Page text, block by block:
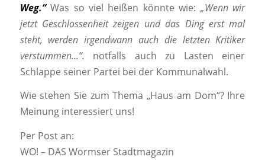
Weg.“Was so viel heißen könnte wie: „Wenn wir
jetzt Geschlossenheit zeigen und das Ding erst mal
steht, werden irgendwann auch die letzten Kritiker
verstummen…“. notfalls auch zu Lasten einer
Schlappe seiner Partei bei der Kommunalwahl.
Wie stehen Sie zum Thema „Haus am Dom“? Ihre
Meinung interessiert uns!
Per Post an:
WO! – DAS Wormser Stadtmagazin